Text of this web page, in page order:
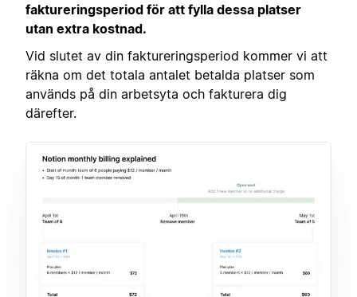
faktureringsperiod för att fylla dessa platser
utan extra kostnad.
Vid slutet av din faktureringsperiod kommer vi att
räkna om det totala antalet betalda platser som
används på din arbetsyta och fakturera dig
därefter.